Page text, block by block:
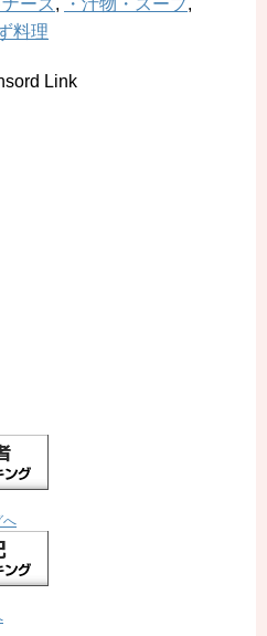
ーズ, ・汁物・スープ,
料理
Link
へ